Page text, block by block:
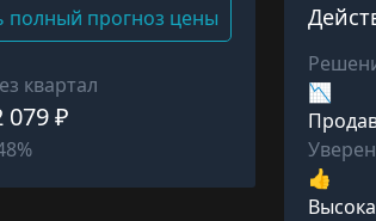
полный прогноз цены
квартал
079 ₽
📉
👍